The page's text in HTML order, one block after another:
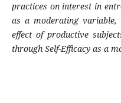
practices on interest in
as a moderating variable,
effect of productive
through Self-Efficacy as a